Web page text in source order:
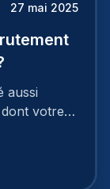
27 mai 2025
aussi
dont votre